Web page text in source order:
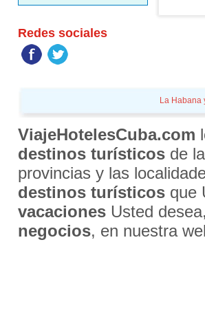
Redes sociales
La Habana
ViajeHotelesCuba.com
destinos turísticosde
provincias y las
destinos turísticosque
vacacionesUsted
negocios, en nuestra